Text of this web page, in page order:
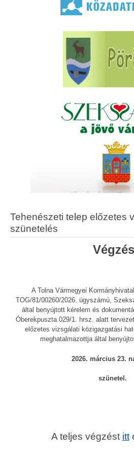
Tehenészeti telep előzetes
szünetelés
Végzés
A Tolna Vármegyei
TOG/81/00260/2026. ügyszámú,
által benyújtott kérelem és
Óberekpuszta 029/1. hrsz. alatt
előzetes vizsgálati közigazgatási
meghatalmazottja által
2026. március 23.
szünetel.
A teljes végzést itt